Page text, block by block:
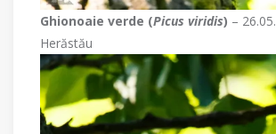
Ghionoaie verde (Picus viridis) –
Herăstău